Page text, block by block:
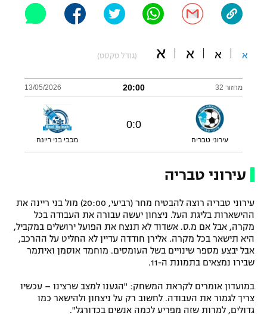
"מחצית בשכונה" – פודקאסט
משתתפים וזוכים בפרסים
תקנון משתתפים וזוכים בפרסים
תקנון עבור פעילות אלקטרה
טניס
גיימינג E-Sports
תנאי שימוש
מדיניות פרטיות
תקנון פעילות ספורט 1
רשיון להקרנה פומבית לבית עסק
הצטרפות לחבילת הערוצים
אופניים
ספורט מוטורי
כדורמים
פוטבול אמריקאי NFL
בייסבול MLB
גיימינג E-Sports
א א א א (גודל טקסט)
מחזור 32 20:00
13/05/2026
עירוני טבריה
0
:
0
מכבי בני ריינה
עירוני טבריה
עירוני טבריה רוצה להבטיח מחר (רביעי, 20:00) מול בני ריינה את
ההישארות בליגת העל. ניצחון יעשה עבורה את העבודה בכל
מקרה, אבל אם מ.ס. אשדוד לא תנצח את הפועל ירושלים במקביל,
היא תישאר בכל מקרה. אלירן חודדה עדיין לא החליט על ההרכב,
אבל יבצע מספר שינויים בשל העומסים. מוחמד אוסמן ואיתמר
שבירו נמצאים בתמונת ה-11.
במועדון אומרים לקראת המשחק: "הגענו למצב שרצינו – עכשיו
צריך לגמור את העבודה. לחשוב רק על ניצחון ולהישאר כמו
גדולים, למרות שזה מפריע לכמה אנשים בכדורגל".